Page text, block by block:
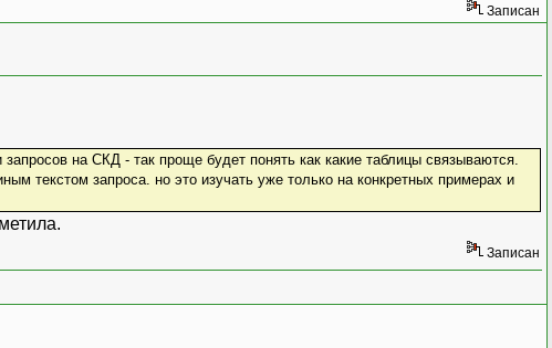
Записан
на СКД - так проще будет понять как какие таблицы связываются.
текстом запроса. но это изучать уже только на конкретных примерах и
Записан